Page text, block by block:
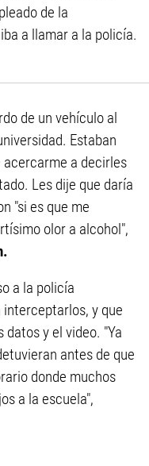
de la
a llamar a la policía.
de un vehículo al
Estaban
a decirles
Les dije que daría
"si es que me
olor a alcohol",
a la policía
y que
datos y el video. "Ya
antes de que
donde muchos
a la escuela",